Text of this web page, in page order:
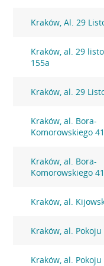
Kraków, Al. 29
Kraków, al. 29
155a
Kraków, al. 29
Kraków, al. Bora-
Komorowskiego 41
Kraków, al. Bora-
Komorowskiego 41
Kraków, al.
Kraków, al. Pokoju
Kraków, al. Pokoju